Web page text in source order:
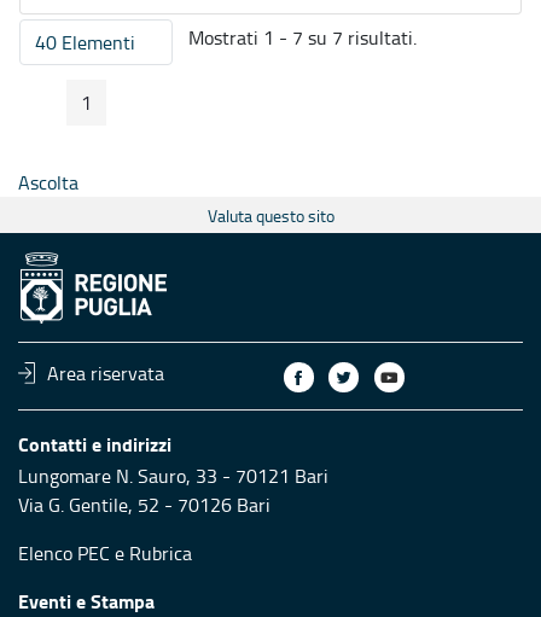
40 ElementiPer pagina
Mostrati 1 - 7 su 7 risultati.
Pagina Precedente
Pagina
1
Ascolta
Valuta questo sito
Area riservata
Contatti e indirizzi
Lungomare N. Sauro, 33 - 70121 Bari
Via G. Gentile, 52 - 70126 Bari
Elenco PEC e Rubrica
Eventi e Stampa